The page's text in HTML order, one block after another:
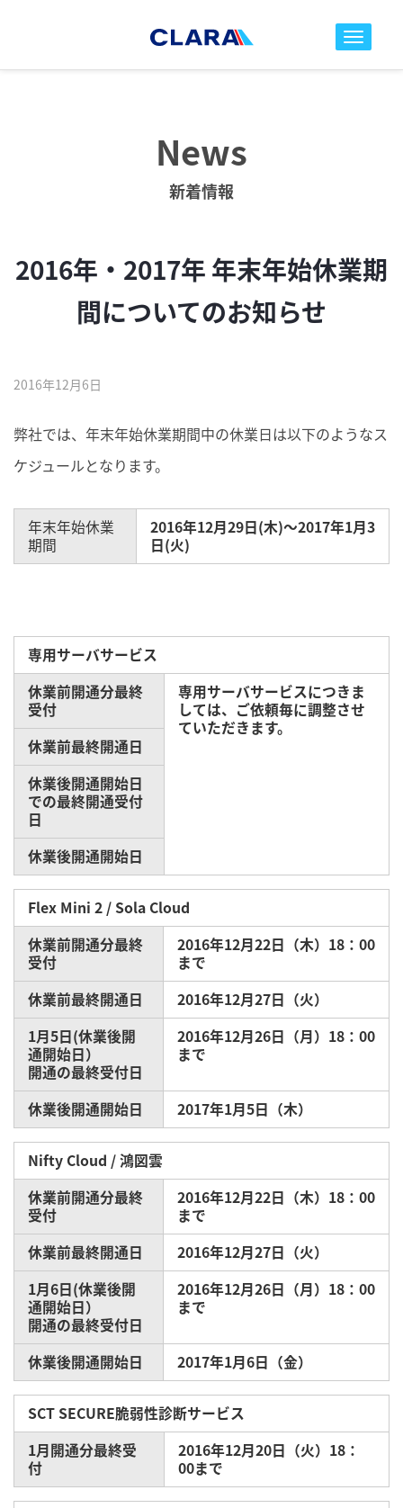
toggle
News
新着情報
2016年・2017年 年末年始休業期
間についてのお知らせ
2016年12月6日
弊社では、年末年始休業期間中の休業日は以下のようなス
ケジュールとなります。
年末年始休業
期間
2016年12月29日(木)～2017年1月3
日(火)
専用サーバサービス
休業前開通分最終
受付
専用サーバサービスにつきま
しては、ご依頼毎に調整させ
ていただきます。
休業前最終開通日
休業後開通開始日
での最終開通受付
日
休業後開通開始日
Flex Mini 2 / Sola Cloud
休業前開通分最終
受付
2016年12月22日（木）18：00
まで
休業前最終開通日
2016年12月27日（火）
1月5日(休業後開
通開始日）
開通の最終受付日
2016年12月26日（月）18：00
まで
休業後開通開始日 2017年1月5日（木）
Nifty Cloud / 鴻図雲
休業前開通分最終
受付
2016年12月22日（木）18：00
まで
休業前最終開通日
2016年12月27日（火）
1月6日(休業後開
通開始日）
開通の最終受付日
2016年12月26日（月）18：00
まで
休業後開通開始日 2017年1月6日（金）
SCT SECURE脆弱性診断サービス
1月開通分最終受
付
2016年12月20日（火）18：
00まで